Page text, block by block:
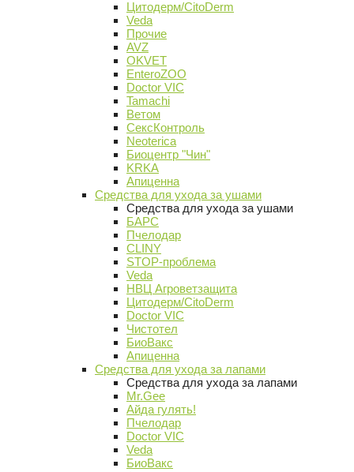
Цитодерм/CitoDerm
Veda
Прочие
AVZ
OKVET
EnteroZOO
Doctor VIC
Tamachi
Ветом
СексКонтроль
Neoterica
Биоцентр "Чин"
KRKA
Апиценна
Средства для ухода за ушами
Средства для ухода за ушами
БАРС
Пчелодар
CLINY
STOP-проблема
Veda
НВЦ Агроветзащита
Цитодерм/CitoDerm
Doctor VIC
Чистотел
БиоВакс
Апиценна
Средства для ухода за лапами
Средства для ухода за лапами
Mr.Gee
Айда гулять!
Пчелодар
Doctor VIC
Veda
БиоВакс